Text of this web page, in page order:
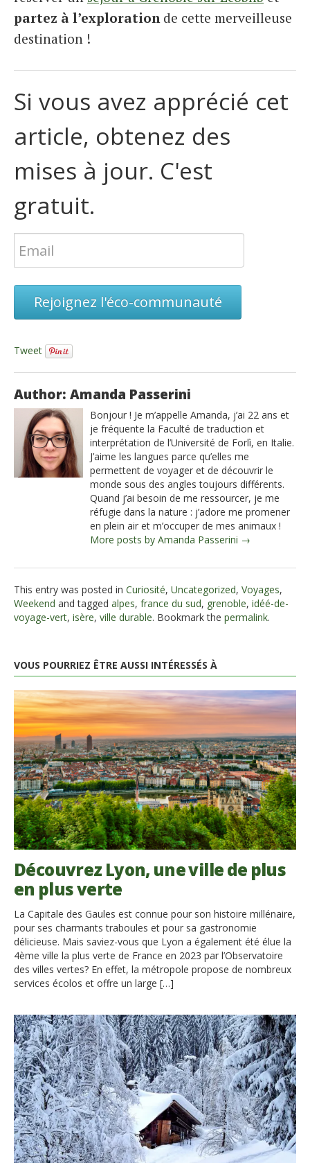
partez à l’exploration de cette merveilleuse
destination !
Si vous avez apprécié cet
article, obtenez des
mises à jour. C'est
gratuit.
Rejoignez l'éco-communauté
Tweet
Author: Amanda Passerini
Bonjour ! Je m’appelle Amanda, j’ai 22 ans et
je fréquente la Faculté de traduction et
interprétation de l’Université de Forlì, en Italie.
J’aime les langues parce qu’elles me
permettent de voyager et de découvrir le
monde sous des angles toujours différents.
Quand j’ai besoin de me ressourcer, je me
réfugie dans la nature : j’adore me promener
en plein air et m’occuper de mes animaux !
More posts by Amanda Passerini →
This entry was posted in Curiosité, Uncategorized, Voyages,
Weekend and tagged alpes, france du sud, grenoble, idéé-de-
voyage-vert, isère, ville durable. Bookmark the permalink.
VOUS POURRIEZ ÊTRE AUSSI INTÉRESSÉS À
Découvrez Lyon, une ville de plus
en plus verte
La Capitale des Gaules est connue pour son histoire millénaire,
pour ses charmants traboules et pour sa gastronomie
délicieuse. Mais saviez-vous que Lyon a également été élue la
4ème ville la plus verte de France en 2023 par l’Observatoire
des villes vertes? En effet, la métropole propose de nombreux
services écolos et offre un large […]